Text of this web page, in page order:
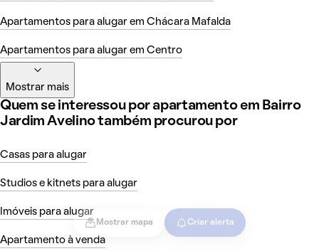
Mostrar mapa Criar alerta
Apartamentos para alugar em Chácara Mafalda
Apartamentos para alugar em Centro
Mostrar mais
Quem se interessou por apartamento em Bairro
Jardim Avelino também procurou por
Casas para alugar
Studios e kitnets para alugar
Imóveis para alugar
Apartamento à venda